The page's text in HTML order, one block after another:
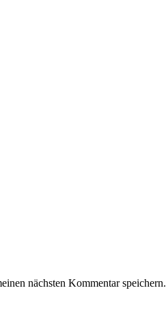
nächsten Kommentar speichern.